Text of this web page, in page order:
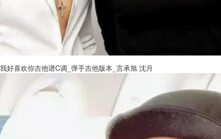
我好喜欢你吉他谱C调_弹手吉他版本_言承旭 沈月